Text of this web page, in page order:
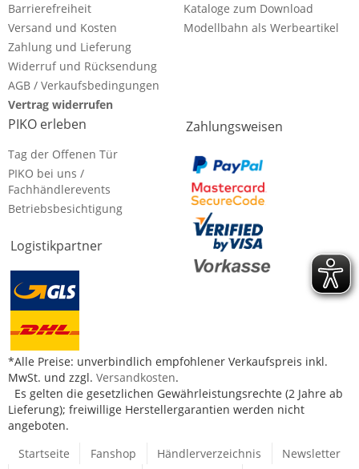
Barrierefreiheit
Versand und Kosten
Zahlung und Lieferung
Widerruf und Rücksendung
AGB / Verkaufsbedingungen
Vertrag widerrufen
Kataloge zum Download
Modellbahn als Werbeartikel
PIKO erleben
Tag der Offenen Tür
PIKO bei uns /
Fachhändlerevents
Betriebsbesichtigung
Logistikpartner
Zahlungsweisen
*Alle Preise: unverbindlich empfohlener Verkaufspreis inkl.
MwSt. und zzgl. Versandkosten.
Es gelten die gesetzlichen Gewährleistungsrechte (2 Jahre ab
Lieferung); freiwillige Herstellergarantien werden nicht
angeboten.
Startseite
Fanshop Händlerverzeichnis
Newsletter